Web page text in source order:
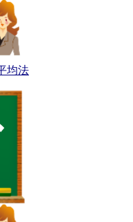
均法